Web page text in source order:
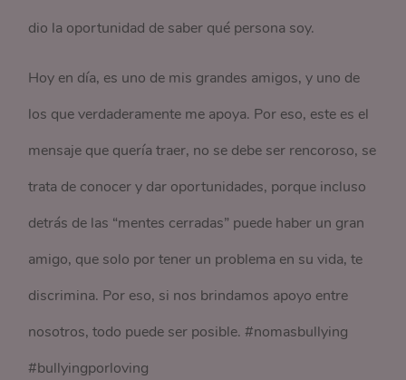
dio la oportunidad de saber qué persona soy.
Hoy en día, es uno de mis grandes amigos, y uno de
los que verdaderamente me apoya. Por eso, este es el
mensaje que quería traer, no se debe ser rencoroso, se
trata de conocer y dar oportunidades, porque incluso
detrás de las “mentes cerradas” puede haber un gran
amigo, que solo por tener un problema en su vida, te
discrimina. Por eso, si nos brindamos apoyo entre
nosotros, todo puede ser posible. #nomasbullying
#bullyingporloving